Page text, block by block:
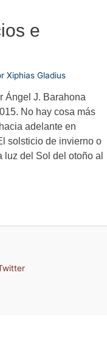
e
Xiphias Gladius
Ángel J. Barahona
No hay cosa más
adelante en
solsticio de invierno o
luz del Sol del otoño al